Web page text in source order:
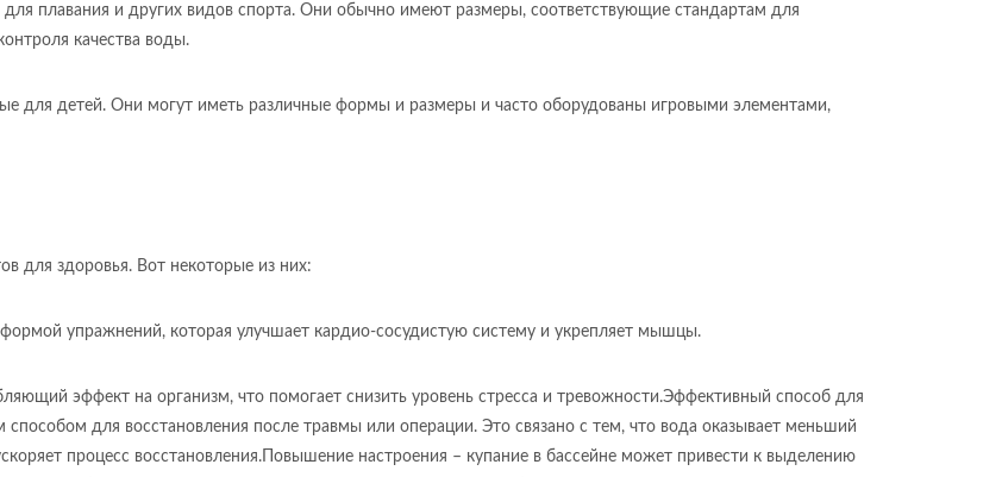
плавания и других видов спорта. Они обычно имеют размеры, соответствующие стандартам для
качества воды.
для детей. Они могут иметь различные формы и размеры и часто оборудованы игровыми элементами,
для здоровья. Вот некоторые из них:
упражнений, которая улучшает кардио-сосудистую систему и укрепляет мышцы.
эффект на организм, что помогает снизить уровень стресса и тревожности.Эффективный способ для
для восстановления после травмы или операции. Это связано с тем, что вода оказывает меньший
процесс восстановления.Повышение настроения – купание в бассейне может привести к выделению